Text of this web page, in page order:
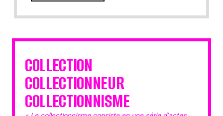
COLLECTION
COLLECTIONNEUR
COLLECTIONNISME